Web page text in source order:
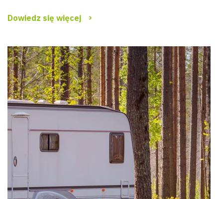
Dowiedz się więcej